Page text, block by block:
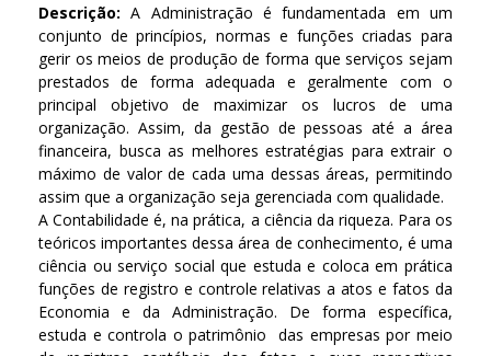
Descrição: A Administração é fundamentada em um
conjunto de princípios, normas e funções criadas para
gerir os meios de produção de forma que serviços sejam
prestados de forma adequada e geralmente com o
principal objetivo de maximizar os lucros de uma
organização. Assim, da gestão de pessoas até a área
financeira, busca as melhores estratégias para extrair o
máximo de valor de cada uma dessas áreas, permitindo
assim que a organização seja gerenciada com qualidade.
A Contabilidade é, na prática, a ciência da riqueza. Para os
teóricos importantes dessa área de conhecimento, é uma
ciência ou serviço social que estuda e coloca em prática
funções de registro e controle relativas a atos e fatos da
Economia e da Administração. De forma específica,
estuda e controla o patrimônio das empresas por meio